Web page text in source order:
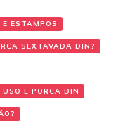
E ESTAMPOS
SEXTAVADA DIN?
E PORCA DIN